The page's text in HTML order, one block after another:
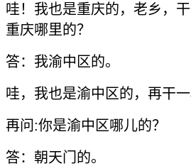
哇！我也是重庆的，老乡，
重庆哪里的？
答：我渝中区的。
哇，我也是渝中区的，再干一
再问:你是渝中区哪儿的？
答：朝天门的。